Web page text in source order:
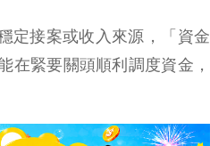
定接案或收入來源，「資金
在緊要關頭順利調度資金，